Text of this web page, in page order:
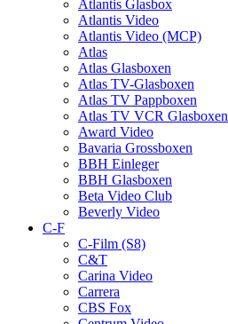
Atlantis Glasbox
Atlantis Video
Atlantis Video (MCP)
Atlas
Atlas Glasboxen
Atlas TV-Glasboxen
Atlas TV Pappboxen
Atlas TV VCR Glasboxen
Award Video
Bavaria Grossboxen
BBH Einleger
BBH Glasboxen
Beta Video Club
Beverly Video
C-F
C-Film (S8)
C&T
Carina Video
Carrera
CBS Fox